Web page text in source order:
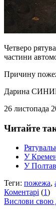
Четверо
частини
Причину
Дарина
26 листопада
Читайте
У
У
Теги: пожежа,
Коментарі (1)
Вислови свою